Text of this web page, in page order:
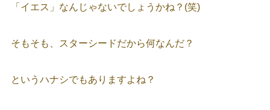
「イエス」なんじゃないでしょうかね？(笑)
そもそも、スターシードだから何なんだ？
というハナシでもありますよね？